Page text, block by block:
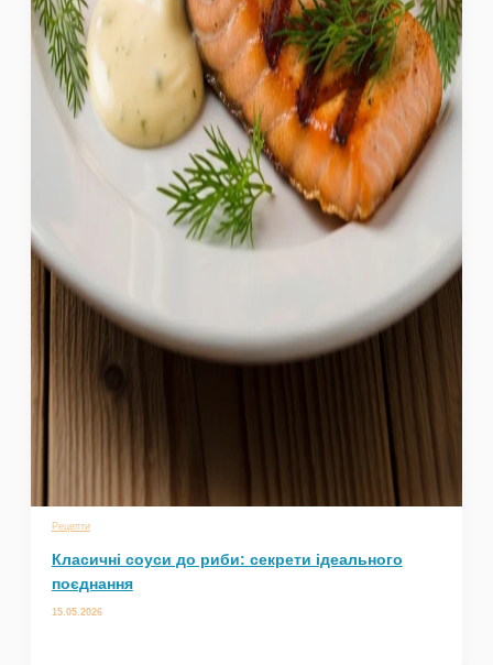
Рецепти
Класичні соуси до риби: секрети ідеального
поєднання
15.05.2026